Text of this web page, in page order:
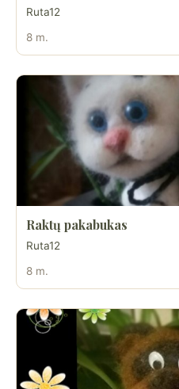
Ruta12
8 m.
Raktų pakabukas
Ruta12
8 m.